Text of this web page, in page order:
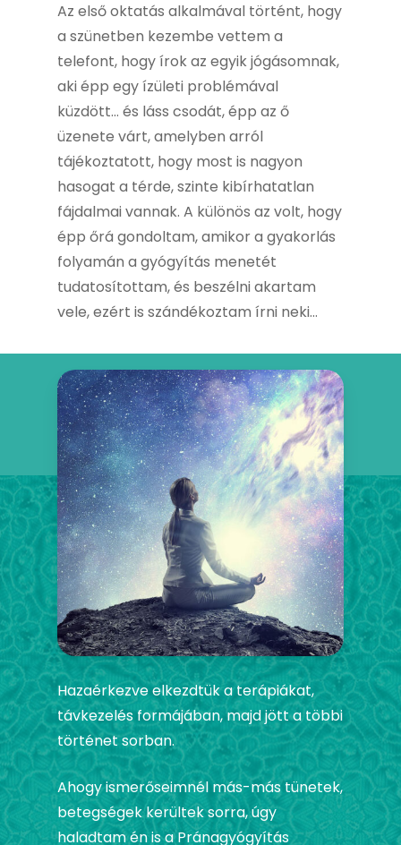
Az első oktatás alkalmával történt, hogy
a szünetben kezembe vettem a
telefont, hogy írok az egyik jógásomnak,
aki épp egy ízületi problémával
küzdött… és láss csodát, épp az ő
üzenete várt, amelyben arról
tájékoztatott, hogy most is nagyon
hasogat a térde, szinte kibírhatatlan
fájdalmai vannak. A különös az volt, hogy
épp őrá gondoltam, amikor a gyakorlás
folyamán a gyógyítás menetét
tudatosítottam, és beszélni akartam
vele, ezért is szándékoztam írni neki…
Hazaérkezve elkezdtük a terápiákat,
távkezelés formájában, majd jött a többi
történet sorban.
Ahogy ismerőseimnél más-más tünetek,
betegségek kerültek sorra, úgy
haladtam én is a Pránagyógyítás